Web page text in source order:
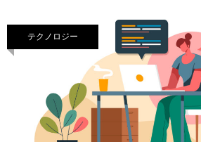
テクノロジー